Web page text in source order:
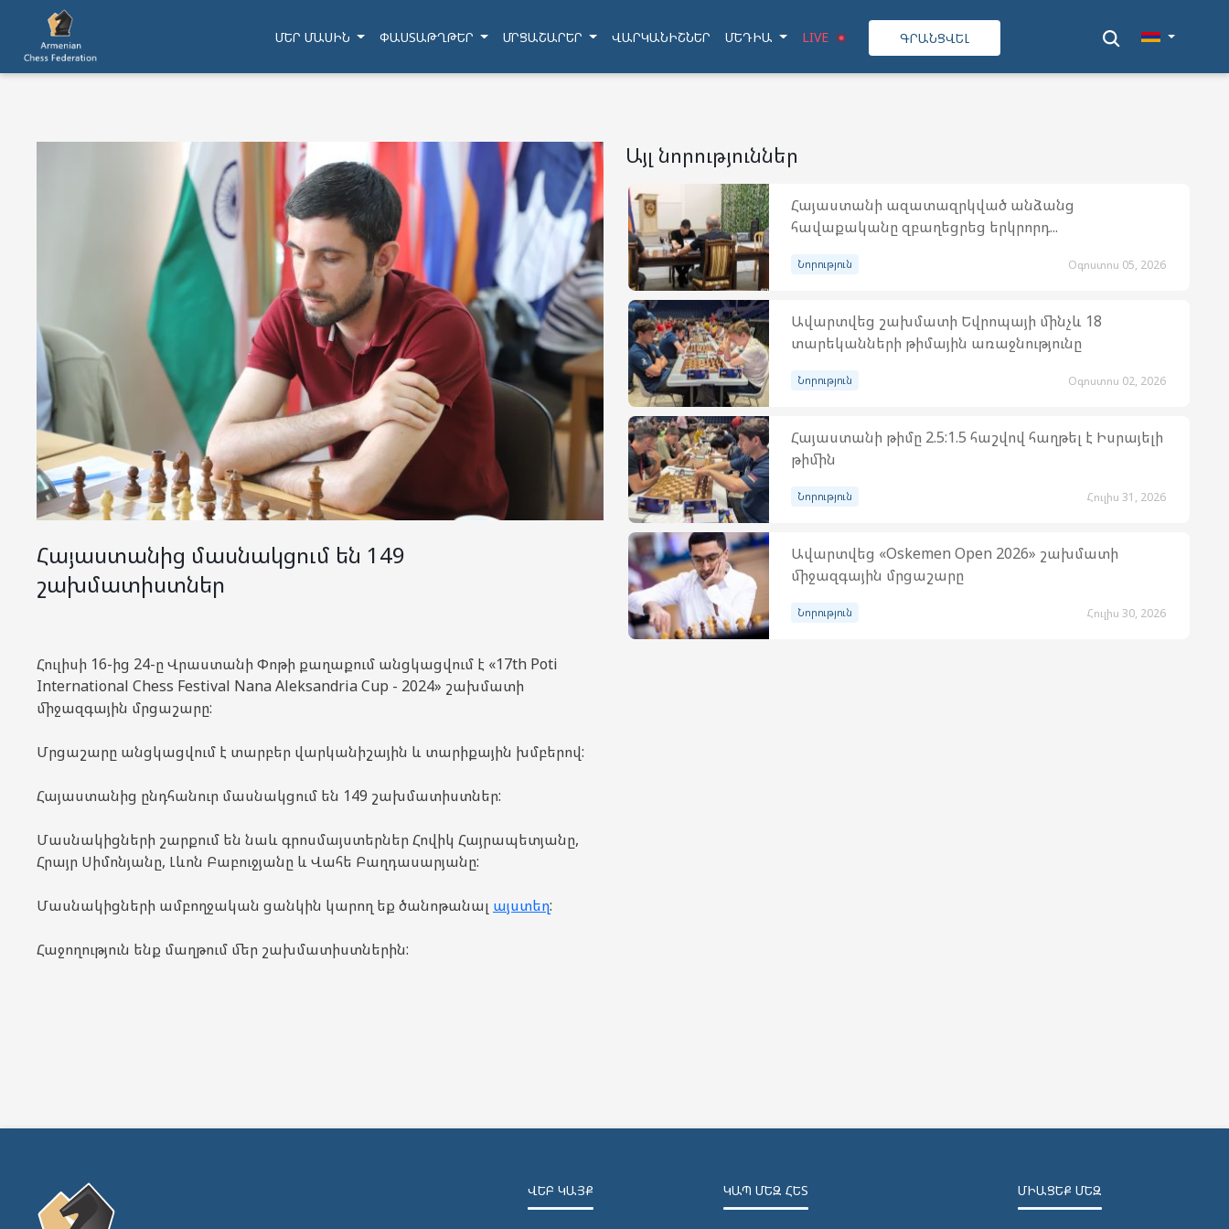
ՄԵՐ ՄԱՍԻՆ ՓԱՍՏԱԹՂԹԵՐ ՄՐՑԱՇԱՐԵՐ ՎԱՐԿԱՆԻՇՆԵՐ ՄԵԴԻԱ LIVE ԳՐԱՆՑՎԵԼ
Հայաստանից մասնակցում են 149
շախմատիստներ
Հուլիսի 16-ից 24-ը Վրաստանի Փոթի քաղաքում անցկացվում է «17th Poti
International Chess Festival Nana Aleksandria Cup - 2024» շախմատի
միջազգային մրցաշարը:
Մրցաշարը անցկացվում է տարբեր վարկանիշային և տարիքային խմբերով:
Հայաստանից ընդհանուր մասնակցում են 149 շախմատիստներ:
Մասնակիցների շարքում են նաև գրոսմայստերներ Հովիկ Հայրապետյանը,
Հրայր Սիմոնյանը, Լևոն Բաբուջյանը և Վահե Բաղդասարյանը:
Մասնակիցների ամբողջական ցանկին կարող եք ծանոթանալ այստեղ:
Հաջողություն ենք մաղթում մեր շախմատիստներին:
Այլ նորություններ
Հայաստանի ազատազրկված անձանց
հավաքականը զբաղեցրեց երկրորդ...
Նորություն Օգոստոս 05, 2026
Ավարտվեց շախմատի Եվրոպայի մինչև 18
տարեկանների թիմային առաջնությունը
Նորություն Օգոստոս 02, 2026
Հայաստանի թիմը 2.5:1.5 հաշվով հաղթել է Իսրայելի
թիմին
Նորություն Հուլիս 31, 2026
Ավարտվեց «Oskemen Open 2026» շախմատի
միջազգային մրցաշարը
Նորություն Հուլիս 30, 2026
ՎԵԲ ԿԱՅՔ ԿԱՊ ՄԵԶ ՀԵՏ ՄԻԱՑԵՔ ՄԵԶ